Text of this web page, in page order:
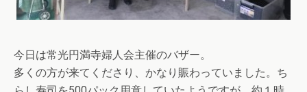
今日は常光円満寺婦人会主催のバザー。
多くの方が来てくださり、かなり賑わっていました。ち